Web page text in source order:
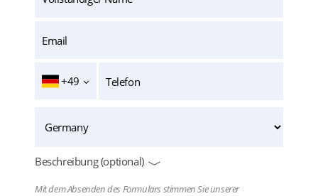
+49
Beschreibung (optional)
Mit dem Absenden des Formulars stimmen Sie unserer